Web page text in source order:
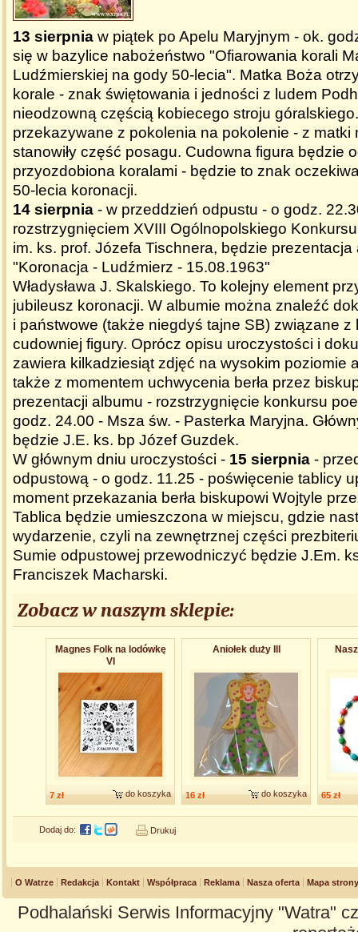
13 sierpnia w piątek po Apelu Maryjnym - ok.
się w bazylice nabożeństwo "Ofiarowania korali
Ludźmierskiej na gody 50-lecia". Matka Boża
korale - znak świętowania i jedności z ludem
nieodzowną częścią kobiecego stroju
przekazywane z pokolenia na pokolenie - z matki
stanowiły część posagu. Cudowna figura będzie
przyozdobiona koralami - będzie to znak
50-lecia koronacji.
14 sierpnia - w przeddzień odpustu - o godz.
rozstrzygnięciem XVIII Ogólnopolskiego
im. ks. prof. Józefa Tischnera, będzie prezentacja
"Koronacja - Ludźmierz - 15.08.1963"
Władysława J. Skalskiego. To kolejny element
jubileusz koronacji. W albumie można znaleźć
i państwowe (także niegdyś tajne SB) związane z
cudowniej figury. Oprócz opisu uroczystości i
zawiera kilkadziesiąt zdjęć na wysokim poziomie
także z momentem uchwycenia berła przez
prezentacji albumu - rozstrzygnięcie konkursu
godz. 24.00 - Msza św. - Pasterka Maryjna.
będzie J.E. ks. bp Józef Guzdek.
W głównym dniu uroczystości - 15 sierpnia -
odpustową - o godz. 11.25 - poświęcenie tablicy
moment przekazania berła biskupowi Wojtyle
Tablica będzie umieszczona w miejscu, gdzie
wydarzenie, czyli na zewnętrznej części
Sumie odpustowej przewodniczyć będzie J.Em.
Franciszek Macharski.
Zobacz w naszym sklepie:
Magnes Folk na lodówkę
VI
7 zł do koszyka
Aniołek duży III
16 zł do koszyka 65 zł
Dodaj do: Drukuj
O Watrze Redakcja Kontakt Współpraca Reklama Nasza oferta Mapa strony
Podhalański Serwis Informacyjny "Watra"